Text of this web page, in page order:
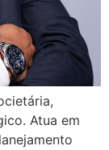
Atua em